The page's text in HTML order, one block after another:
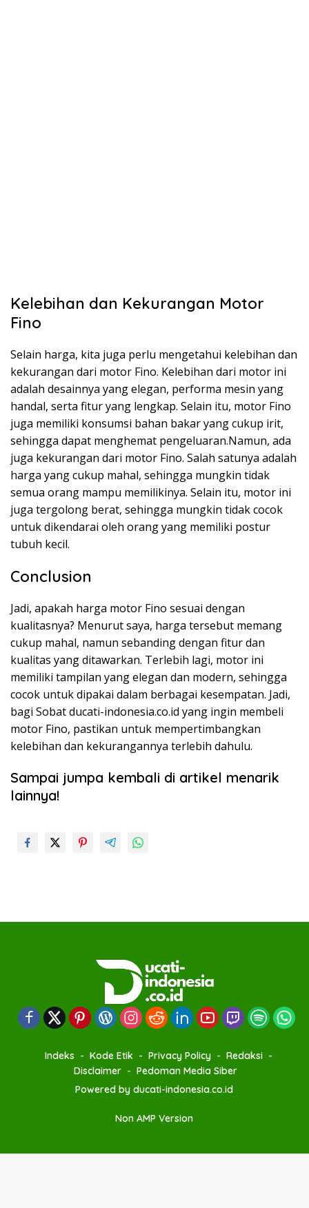
Kelebihan dan Kekurangan Motor
Fino
Selain harga, kita juga perlu mengetahui kelebihan dan
kekurangan dari motor Fino. Kelebihan dari motor ini
adalah desainnya yang elegan, performa mesin yang
handal, serta fitur yang lengkap. Selain itu, motor Fino
juga memiliki konsumsi bahan bakar yang cukup irit,
sehingga dapat menghemat pengeluaran.Namun, ada
juga kekurangan dari motor Fino. Salah satunya adalah
harga yang cukup mahal, sehingga mungkin tidak
semua orang mampu memilikinya. Selain itu, motor ini
juga tergolong berat, sehingga mungkin tidak cocok
untuk dikendarai oleh orang yang memiliki postur
tubuh kecil.
Conclusion
Jadi, apakah harga motor Fino sesuai dengan
kualitasnya? Menurut saya, harga tersebut memang
cukup mahal, namun sebanding dengan fitur dan
kualitas yang ditawarkan. Terlebih lagi, motor ini
memiliki tampilan yang elegan dan modern, sehingga
cocok untuk dipakai dalam berbagai kesempatan. Jadi,
bagi Sobat ducati-indonesia.co.id yang ingin membeli
motor Fino, pastikan untuk mempertimbangkan
kelebihan dan kekurangannya terlebih dahulu.
Sampai jumpa kembali di artikel menarik
lainnya!
Indeks Kode Etik Privacy Policy
Redaksi
Disclaimer
Pedoman Media Siber
Powered by ducati-indonesia.co.id
Non AMP Version